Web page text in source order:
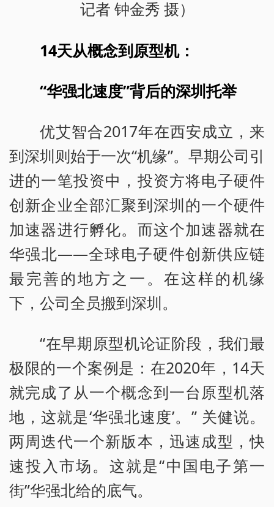
记者 钟金秀 摄）
14天从概念到原型机：
“华强北速度”背后的深圳托举
优艾智合2017年在西安成立，来
到深圳则始于一次“机缘”。早期公司引
进的一笔投资中，投资方将电子硬件
创新企业全部汇聚到深圳的一个硬件
加速器进行孵化。而这个加速器就在
华强北——全球电子硬件创新供应链
最完善的地方之一。在这样的机缘
下，公司全员搬到深圳。
“在早期原型机论证阶段，我们最
极限的一个案例是：在2020年，14天
就完成了从一个概念到一台原型机落
地，这就是‘华强北速度’。” 关健说。
两周迭代一个新版本，迅速成型，快
速投入市场。这就是“中国电子第一
街”华强北给的底气。